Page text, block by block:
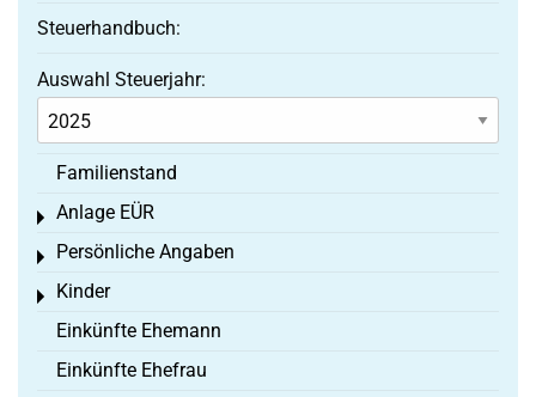
Steuerhandbuch:
Auswahl Steuerjahr:
Familienstand
Anlage EÜR
Toggle menu
Persönliche Angaben
Toggle menu
Kinder
Toggle menu
Einkünfte Ehemann
Einkünfte Ehefrau